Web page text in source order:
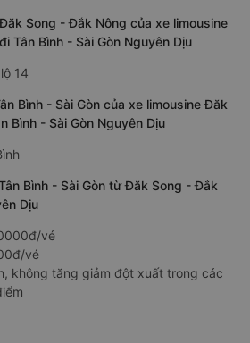
Song - Đắk Nông của xe limousine
Tân Bình - Sài Gòn Nguyên Dịu
14
Bình - Sài Gòn của xe limousine Đăk
Bình - Sài Gòn Nguyên Dịu
Bình - Sài Gòn từ Đăk Song - Đắk
Dịu
vé
vé
không tăng giảm đột xuất trong các